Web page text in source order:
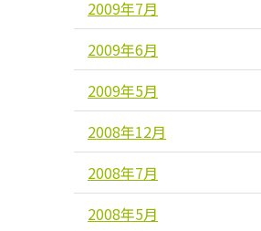
2009年7月
2009年6月
2009年5月
2008年12月
2008年7月
2008年5月